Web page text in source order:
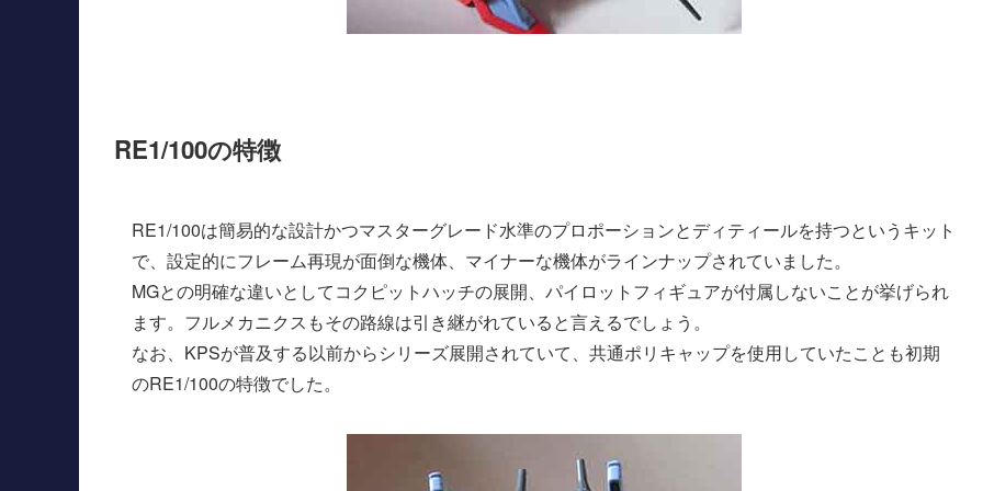
RE1/100の特徴
RE1/100は簡易的な設計かつマスターグレード水準のプロポーションとディティールを持つというキット
で、設定的にフレーム再現が面倒な機体、マイナーな機体がラインナップされていました。
MGとの明確な違いとしてコクピットハッチの展開、パイロットフィギュアが付属しないことが挙げられ
ます。フルメカニクスもその路線は引き継がれていると言えるでしょう。
なお、KPSが普及する以前からシリーズ展開されていて、共通ポリキャップを使用していたことも初期
のRE1/100の特徴でした。